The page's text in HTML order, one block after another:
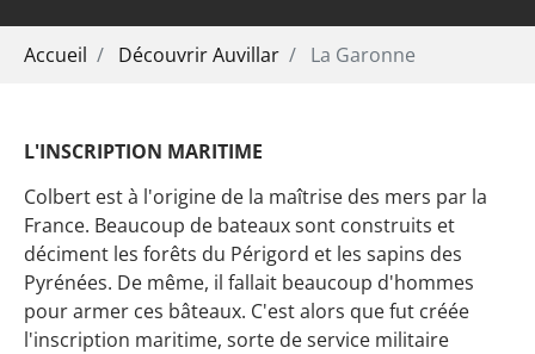
Accueil Découvrir Auvillar La Garonne
L'INSCRIPTION MARITIME
Colbert est à l'origine de la maîtrise des mers par la
France. Beaucoup de bateaux sont construits et
déciment les forêts du Périgord et les sapins des
Pyrénées. De même, il fallait beaucoup d'hommes
pour armer ces bâteaux. C'est alors que fut créée
l'inscription maritime, sorte de service militaire